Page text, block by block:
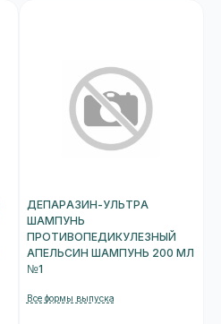
ДЕПАРАЗИН-УЛЬТРА
ШАМПУНЬ
ПРОТИВОПЕДИКУЛЕЗНЫЙ
АПЕЛЬСИН ШАМПУНЬ 200 МЛ
№1
Все формы выпуска